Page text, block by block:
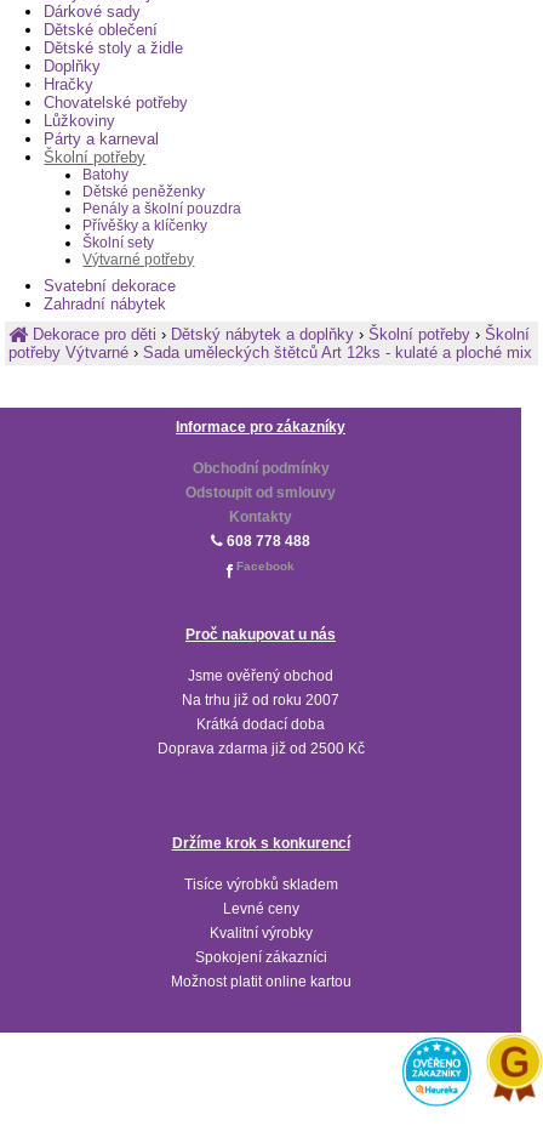
Dárkové sady
Dětské oblečení
Dětské stoly a židle
Doplňky
Hračky
Chovatelské potřeby
Lůžkoviny
Párty a karneval
Školní potřeby
Batohy
Dětské peněženky
Penály a školní pouzdra
Přívěšky a klíčenky
Školní sety
Výtvarné potřeby
Svatební dekorace
Zahradní nábytek
Dekorace pro děti› Dětský nábytek a doplňky ›Školní potřeby ›Školní
potřeby Výtvarné ›Sada uměleckých štětců Art 12ks - kulaté a ploché mix
Informace pro zákazníky
Obchodní podmínky
Odstoupit od smlouvy
Kontakty
608 778 488
Facebook
Proč nakupovat u nás
Jsme ověřený obchod
Na trhu již od roku 2007
Krátká dodací doba
Doprava zdarma již od 2500 Kč
Držíme krok s konkurencí
Tisíce výrobků skladem
Levné ceny
Kvalitní výrobky
Spokojení zákazníci
Možnost platit online kartou